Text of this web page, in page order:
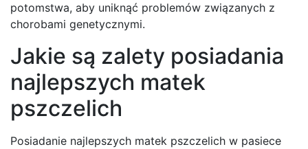
potomstwa, aby uniknąć problemów związanych z
chorobami genetycznymi.
Jakie są zalety posiadania
najlepszych matek
pszczelich
Posiadanie najlepszych matek pszczelich w pasiece